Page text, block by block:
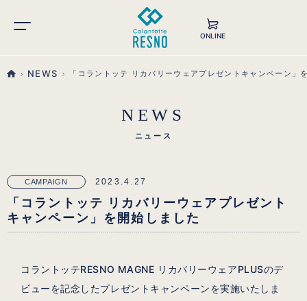
ONLINE
NEWS 「コラントッテ リカバリーウェアプレゼントキャンペーン」
NEWS
ニュース
CAMPAIGN 2023.4.27
「コラントッテ リカバリーウェアプレゼント
キャンペーン」を開始しました
コラントッテRESNO MAGNE リカバリーウェアPLUSのデ
ビューを記念したプレゼントキャンペーンを実施いたしま